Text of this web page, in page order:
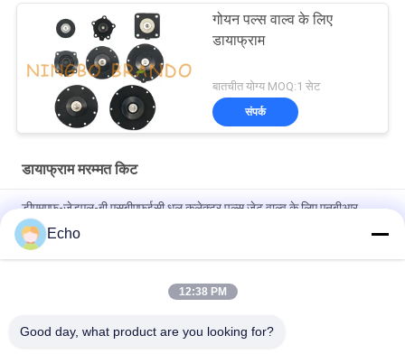
गोयन पल्स वाल्व के लिए
डायाफ्राम
बातचीत योग्य MOQ:1 सेट
संपर्क
डायाफ्राम मरम्मत किट
डीएमएफ-जेडएल-बी एसबीएफईसी धूल कलेक्टर पल्स जेट वाल्व के लिए एनबीआर
डायाफ्राम
BFEC पल्स जेट वाल्व 3/4 '' DMF-Z-20 DMF-ZM-20 . के लिए डायाफ्राम
SBFEC पल्स वाल्व 1 '' DMF-Z-25 DMF-ZM-25 DMF-Y-25 के लिए
Echo
12:38 PM
Good day, what product are you looking for?